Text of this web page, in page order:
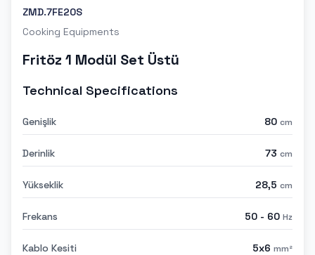
ZMD.7FE20S
Cooking Equipments
Fritöz 1 Modül Set Üstü
Technical Specifications
Genişlik 80 cm
Derinlik 73 cm
Yükseklik 28,5 cm
Frekans 50 - 60 Hz
Kablo Kesiti 5x6 mm²